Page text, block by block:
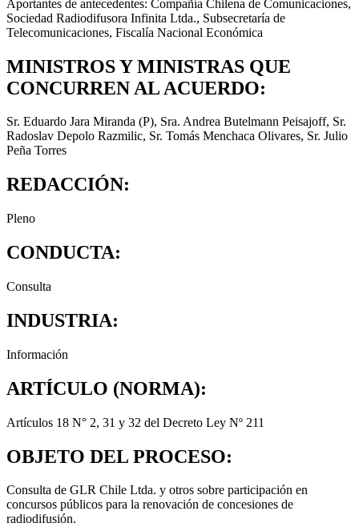
Aportantes de antecedentes: Compañía Chilena de Comunicaciones,
Sociedad Radiodifusora Infinita Ltda., Subsecretaría de
Telecomunicaciones, Fiscalía Nacional Económica
MINISTROS Y MINISTRAS QUE
CONCURREN AL ACUERDO:
Sr. Eduardo Jara Miranda (P), Sra. Andrea Butelmann Peisajoff, Sr.
Radoslav Depolo Razmilic, Sr. Tomás Menchaca Olivares, Sr. Julio
Peña Torres
REDACCIÓN:
Pleno
CONDUCTA:
Consulta
INDUSTRIA:
Información
ARTÍCULO (NORMA):
Artículos 18 N° 2, 31 y 32 del Decreto Ley Nº 211
OBJETO DEL PROCESO:
Consulta de GLR Chile Ltda. y otros sobre participación en
concursos públicos para la renovación de concesiones de
radiodifusión.